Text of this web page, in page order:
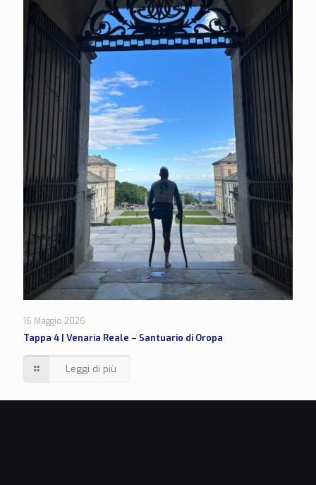
16 Maggio 2026
Tappa 4 | Venaria Reale – Santuario di Oropa
Leggi di più